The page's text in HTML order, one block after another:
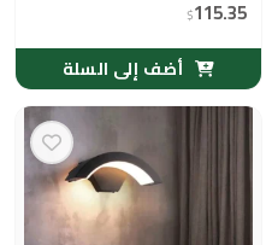
$115.35
أضف إلى السلة